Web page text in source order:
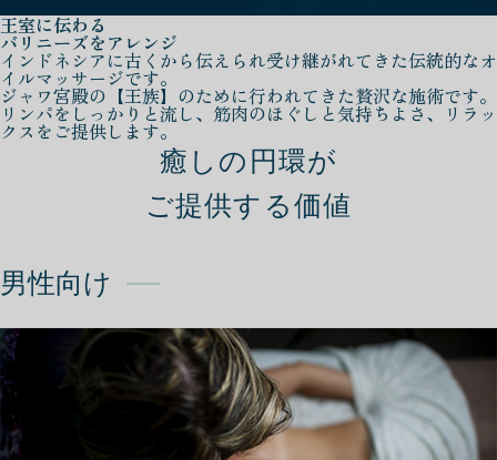
王室に伝わる
バリニーズをアレンジ
インドネシアに古くから伝えられ受け継がれてきた伝統的なオ
イルマッサージです。
ジャワ宮殿の【王族】のために行われてきた贅沢な施術です。
リンパをしっかりと流し、筋肉のほぐしと気持ちよさ、リラッ
クスをご提供します。
癒しの円環が
ご提供する価値
男性向け